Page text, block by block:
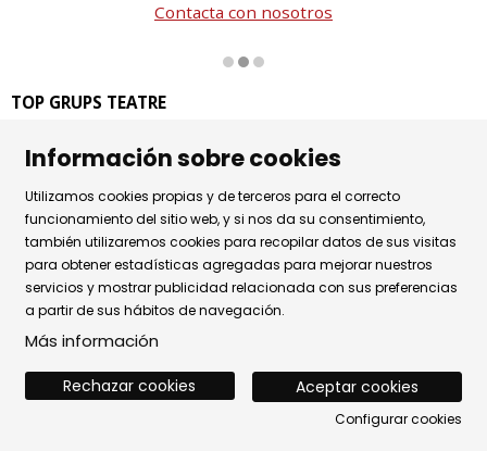
Contacta con nosotros
TOP GRUPS TEATRE
08002 Barcelona
Tel. 93 441 39 79
Horario de atención: de lunes a jueves de 9.30h a 17.30h
y viernes de 9.30 a 14.30h.
Sitemap | Aviso Legal | Uso de Cookies
|
Política de privacidad
| Contactar
Información sobre cookies
Utilizamos cookies propias y de terceros para el correcto
funcionamiento del sitio web, y si nos da su consentimiento,
también utilizaremos cookies para recopilar datos de sus visitas
para obtener estadísticas agregadas para mejorar nuestros
servicios y mostrar publicidad relacionada con sus preferencias
a partir de sus hábitos de navegación.
Más información
Aceptar cookies
Rechazar cookies
Configurar cookies